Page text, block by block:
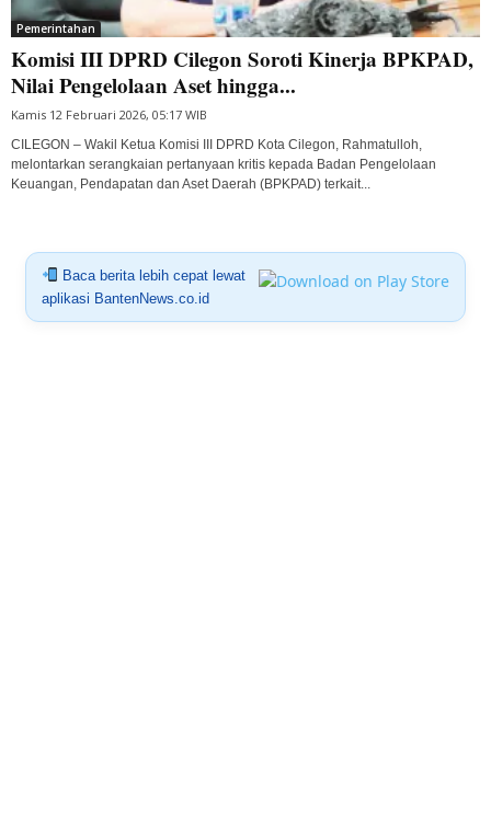
Pemerintahan
Komisi III DPRD Cilegon Soroti Kinerja BPKPAD,
Nilai Pengelolaan Aset hingga...
Kamis 12 Februari 2026, 05:17 WIB
CILEGON – Wakil Ketua Komisi III DPRD Kota Cilegon, Rahmatulloh,
melontarkan serangkaian pertanyaan kritis kepada Badan Pengelolaan
Keuangan, Pendapatan dan Aset Daerah (BPKPAD) terkait...
Baca berita lebih cepat lewat
aplikasi BantenNews.co.id